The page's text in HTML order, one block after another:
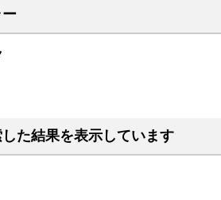
た結果を表示しています